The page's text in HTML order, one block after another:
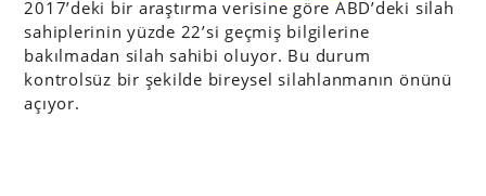
2017’deki bir araştırma verisine göre ABD’deki silah
sahiplerinin yüzde 22’si geçmiş bilgilerine
bakılmadan silah sahibi oluyor. Bu durum
kontrolsüz bir şekilde bireysel silahlanmanın önünü
açıyor.